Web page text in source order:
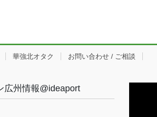
華強北オタク お問い合わせ / ご相談
広州情報@ideaport